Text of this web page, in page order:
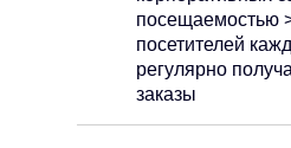
посещаемостью
посетителей
регулярно
заказы